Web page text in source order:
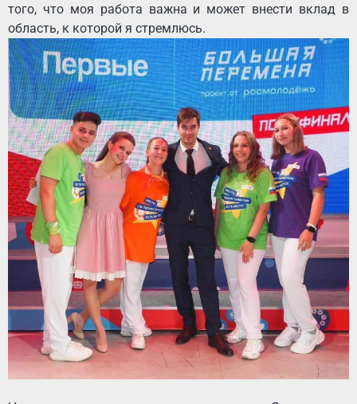
того, что моя работа важна и может внести вклад в
область, к которой я стремлюсь.